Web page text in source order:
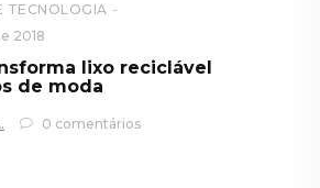
TECNOLOGIA
2018
lixo reciclável
de moda
0 comentários